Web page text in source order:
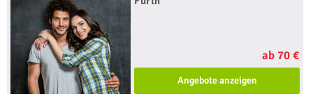
ab 70 €
Angebote anzeigen